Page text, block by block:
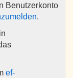
Benutzerkonto
.
ef-